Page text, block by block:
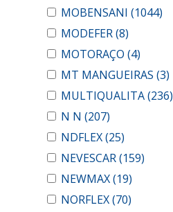
MOBENSANI (1044)
MODEFER(8)
MOTORAÇO (4)
MT MANGUEIRAS (3)
MULTIQUALITA(236)
N N (207)
NDFLEX(25)
NEVESCAR(159)
NEWMAX(19)
NORFLEX(70)